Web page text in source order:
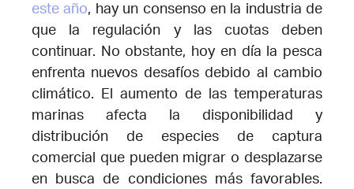
este año, hay un consenso en la industria de
que la regulación y las cuotas deben
continuar. No obstante, hoy en día la pesca
enfrenta nuevos desafíos debido al cambio
climático. El aumento de las temperaturas
marinas afecta la disponibilidad y
distribución de especies de captura
comercial que pueden migrar o desplazarse
en busca de condiciones más favorables.